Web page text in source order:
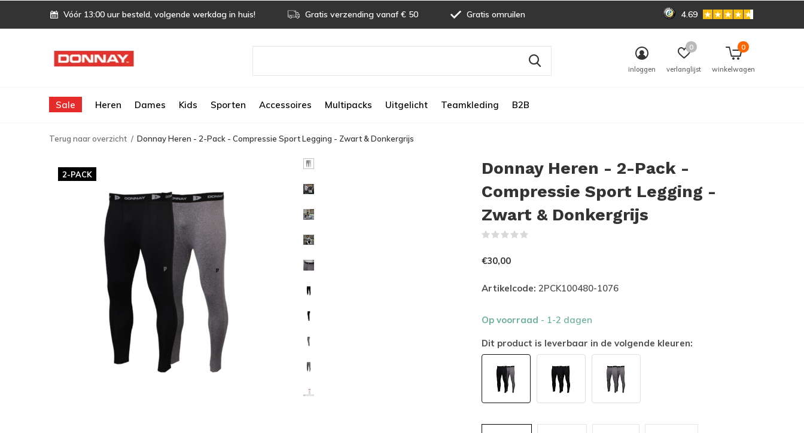
Sale Heren Dames Kids Sporten Accessoires Multipacks Uitgelicht Teamkleding B2B
inloggen verlanglijst
0
winkelwagen
0
Vóór 13:00 uur besteld, volgende werkdag in huis! Gratis verzending vanaf € 50 Gratis omruilen 4.69
Terug naar overzicht Donnay Heren - 2-Pack - Compressie Sport Legging - Zwart & Donkergrijs
2-PACK
Donnay Heren - 2-Pack -
Compressie Sport Legging -
Zwart & Donkergrijs
€30,00
Artikelcode: 2PCK100480-1076
Op voorraad - 1-2 dagen
Dit product is leverbaar in de volgende kleuren: